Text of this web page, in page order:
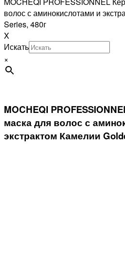
волос с аминокислотами и
Series, 480г
X
Искать
×
MOCHEQI
маска для волос с
экстрактом Камелии